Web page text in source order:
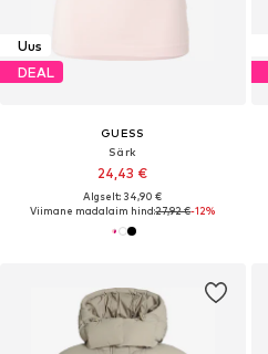
Uus
DEAL
GUESS
Särk
24,43 €
Algselt: 34,90 €
Viimane madalaim hind:27,92 €-12%